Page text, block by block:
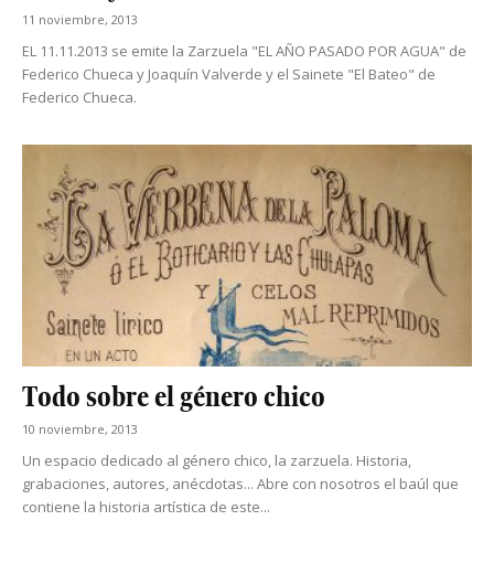
11 noviembre, 2013
EL 11.11.2013 se emite la Zarzuela "EL AÑO PASADO POR AGUA" de
Federico Chueca y Joaquín Valverde y el Sainete "El Bateo" de
Federico Chueca.
Todo sobre el género chico
10 noviembre, 2013
Un espacio dedicado al género chico, la zarzuela. Historia,
grabaciones, autores, anécdotas... Abre con nosotros el baúl que
contiene la historia artística de este...